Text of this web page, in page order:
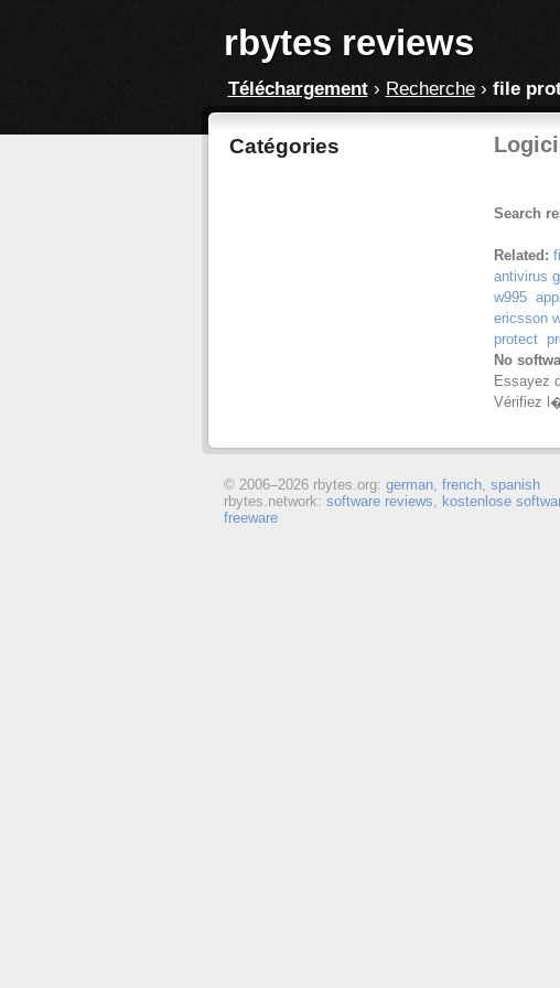
rbytes reviews
Téléchargement› Recherche› file
Catégories
Search
Related:
antivirus
w995
ericsson
protect
No
Essayez
Vérifiez
© 2006–2026 rbytes.org: german, french, spanish
rbytes.network: software reviews, kostenlose
freeware